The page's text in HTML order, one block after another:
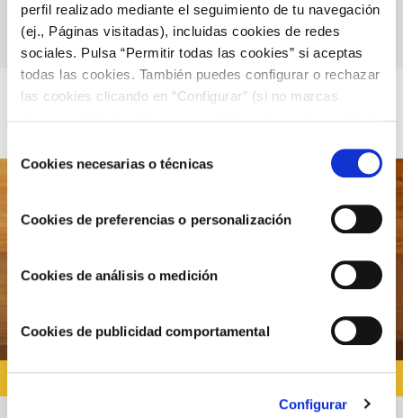
perfil realizado mediante el seguimiento de tu navegación
(ej., Páginas visitadas), incluidas cookies de redes
sociales. Pulsa “Permitir todas las cookies” si aceptas
todas las cookies. También puedes configurar o rechazar
las cookies clicando en “Configurar” (si no marcas
COOKIES.
deCookies necesarias o técnicas
Cookies de preferencias o personalización
Cookies de análisis o medición
Cookies de publicidad comportamental
Configurar
Receta de manitas de cerdo en salsa brava
ENTRANTES PARA NAVIDAD